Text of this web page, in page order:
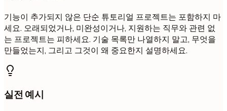
기능이 추가되지 않은 단순 튜토리얼 프로젝트는 포함하지 마
세요. 오래되었거나, 미완성이거나, 지원하는 직무와 관련 없
는 프로젝트는 피하세요. 기술 목록만 나열하지 말고, 무엇을
만들었는지, 그리고 그것이 왜 중요한지 설명하세요.
실전 예시